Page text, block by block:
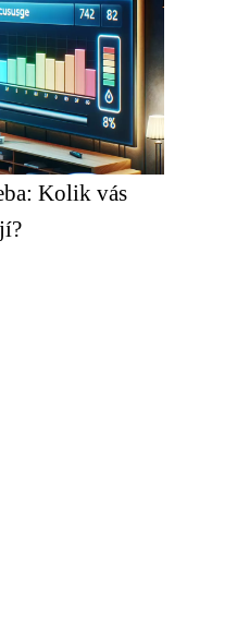
Kolik vás